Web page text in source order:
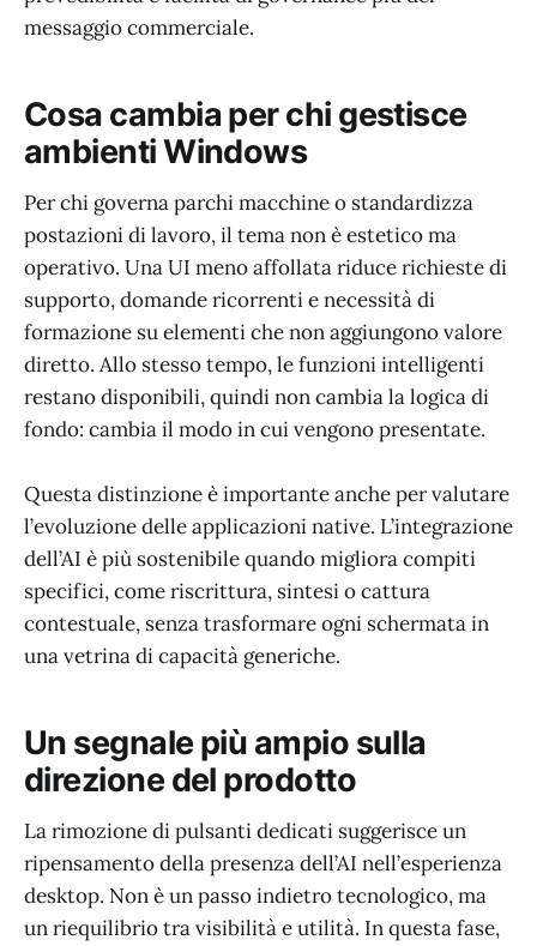
messaggio commerciale.
Cosa cambia per chi gestisce
ambienti Windows
Per chi governa parchi macchine o standardizza
postazioni di lavoro, il tema non è estetico ma
operativo. Una UI meno affollata riduce richieste di
supporto, domande ricorrenti e necessità di
formazione su elementi che non aggiungono valore
diretto. Allo stesso tempo, le funzioni intelligenti
restano disponibili, quindi non cambia la logica di
fondo: cambia il modo in cui vengono presentate.
Questa distinzione è importante anche per valutare
l’evoluzione delle applicazioni native. L’integrazione
dell’AI è più sostenibile quando migliora compiti
specifici, come riscrittura, sintesi o cattura
contestuale, senza trasformare ogni schermata in
una vetrina di capacità generiche.
Un segnale più ampio sulla
direzione del prodotto
La rimozione di pulsanti dedicati suggerisce un
ripensamento della presenza dell’AI nell’esperienza
desktop. Non è un passo indietro tecnologico, ma
un riequilibrio tra visibilità e utilità. In questa fase,